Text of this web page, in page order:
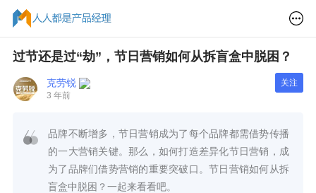
过节还是过“劫”，节日营销如何从拆盲盒中脱困？
克劳锐
3 年前
关注
品牌不断增多，节日营销成为了每个品牌都需借势传播
的一大营销关键。那么，如何打造差异化节日营销，成
为了品牌们借势营销的重要突破口。节日营销如何从拆
盲盒中脱困？一起来看看吧。